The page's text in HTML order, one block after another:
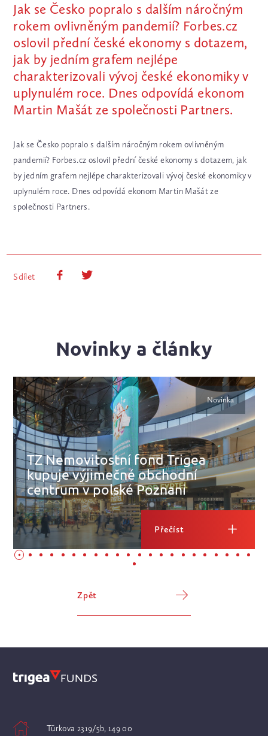
Jak se Česko popralo s dalším náročným
rokem ovlivněným pandemií? Forbes.cz
oslovil přední české ekonomy s dotazem,
jak by jedním grafem nejlépe
charakterizovali vývoj české ekonomiky v
uplynulém roce. Dnes odpovídá ekonom
Martin Mašát ze společnosti Partners.
Jak se Česko popralo s dalším náročným rokem ovlivněným
pandemií? Forbes.cz oslovil přední české ekonomy s dotazem, jak
by jedním grafem nejlépe charakterizovali vývoj české ekonomiky v
uplynulém roce. Dnes odpovídá ekonom Martin Mašát ze
společnosti Partners.
Sdílet
Novinky a články
TZ Nemovitostní fond Trigea
kupuje výjimečné obchodní
centrum v polské Poznani
Přečíst
Novinka
Zpět
Türkova 2319/5b, 149 00